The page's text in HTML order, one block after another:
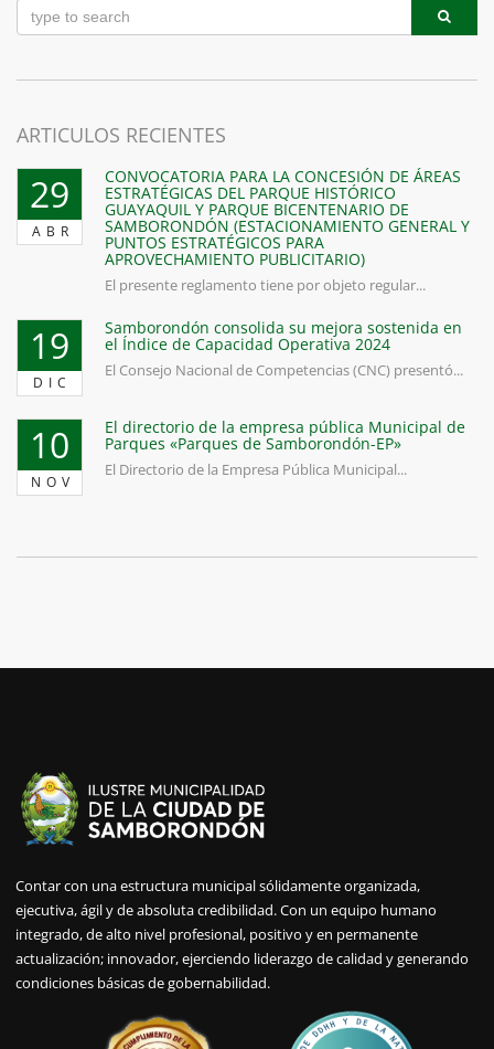
ARTICULOS RECIENTES
29
ABR
CONVOCATORIA PARA LA CONCESIÓN DE ÁREAS
ESTRATÉGICAS DEL PARQUE HISTÓRICO
GUAYAQUIL Y PARQUE BICENTENARIO DE
SAMBORONDÓN (ESTACIONAMIENTO GENERAL Y
PUNTOS ESTRATÉGICOS PARA
APROVECHAMIENTO PUBLICITARIO)
El presente reglamento tiene por objeto regular...
19
DIC
Samborondón consolida su mejora sostenida en
el Índice de Capacidad Operativa 2024
El Consejo Nacional de Competencias (CNC) presentó...
10
NOV
El directorio de la empresa pública Municipal de
Parques «Parques de Samborondón-EP»
El Directorio de la Empresa Pública Municipal...
Contar con una estructura municipal sólidamente organizada,
ejecutiva, ágil y de absoluta credibilidad. Con un equipo humano
integrado, de alto nivel profesional, positivo y en permanente
actualización; innovador, ejerciendo liderazgo de calidad y generando
condiciones básicas de gobernabilidad.